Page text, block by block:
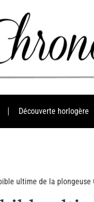
Découverte horlogère
ultime de la plongeuse